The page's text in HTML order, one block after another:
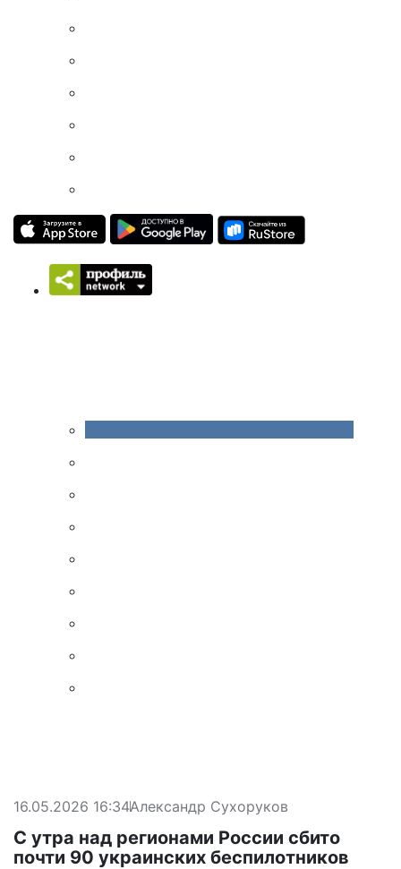
16.05.2026 16:34Александр Сухоруков
С утра над регионами России сбито
почти 90 украинских беспилотников